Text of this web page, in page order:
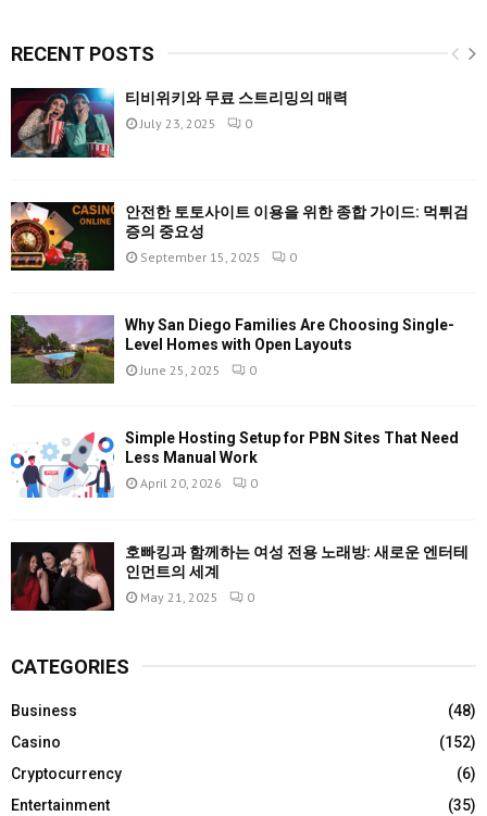
RECENT POSTS
티비위키와 무료 스트리밍의 매력
July 23, 2025 0
안전한 토토사이트 이용을 위한 종합 가이드: 먹튀검
증의 중요성
September 15, 2025 0
Why San Diego Families Are Choosing Single-
Level Homes with Open Layouts
June 25, 2025 0
Simple Hosting Setup for PBN Sites That Need
Less Manual Work
April 20, 2026 0
호빠킹과 함께하는 여성 전용 노래방: 새로운 엔터테
인먼트의 세계
May 21, 2025 0
CATEGORIES
Business
(48)
Casino
(152)
Cryptocurrency
(6)
Entertainment
(35)